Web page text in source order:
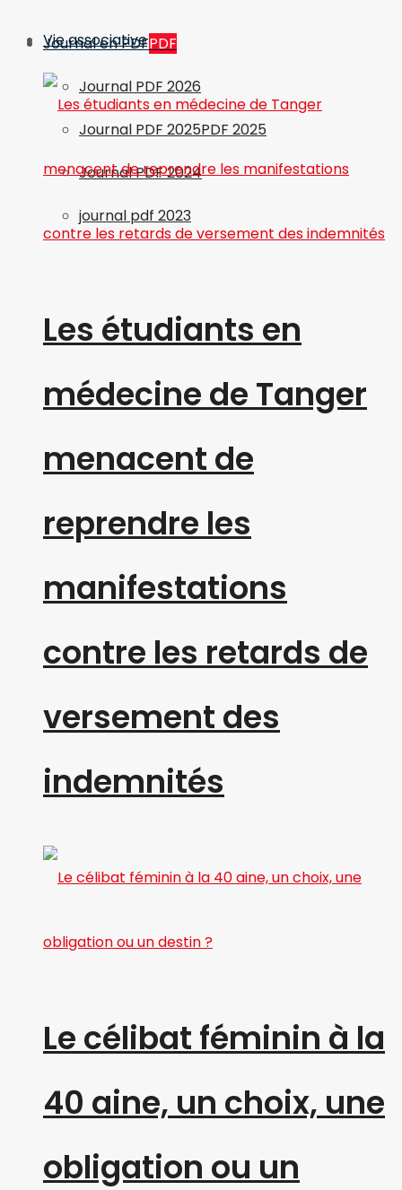
Journal en PDFPDF
Journal PDF 2026
Journal PDF 2025PDF 2025
Journal PDF 2024
journal pdf 2023
Vie associative
Les étudiants en
médecine de Tanger
menacent de
reprendre les
manifestations
contre les retards de
versement des
indemnités
Le célibat féminin à la
40 aine, un choix, une
obligation ou un